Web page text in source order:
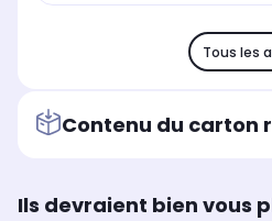
Tous les
Contenu du carton
Ils devraient bien vous